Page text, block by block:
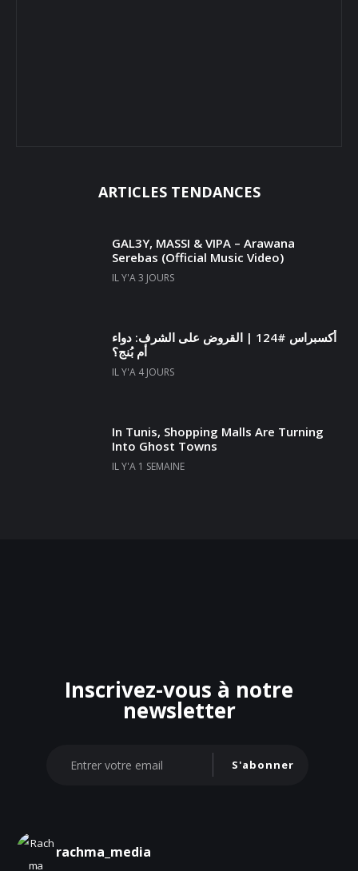
ARTICLES TENDANCES
GAL3Y, MASSI & VIPA – Arawana
Serebas (Official Music Video)
IL Y'A 3 JOURS
أكسبراس #124 | القروض على الشرف: دواء
أم بُنج؟
IL Y'A 4 JOURS
In Tunis, Shopping Malls Are Turning
Into Ghost Towns
IL Y'A 1 SEMAINE
Inscrivez-vous à notre
newsletter
S'abonner
rachma_media